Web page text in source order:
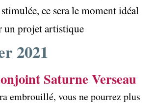
ce sera le moment idéal
un projet artistique
2021
Saturne Verseau
embrouillé, vous ne pourrez plus